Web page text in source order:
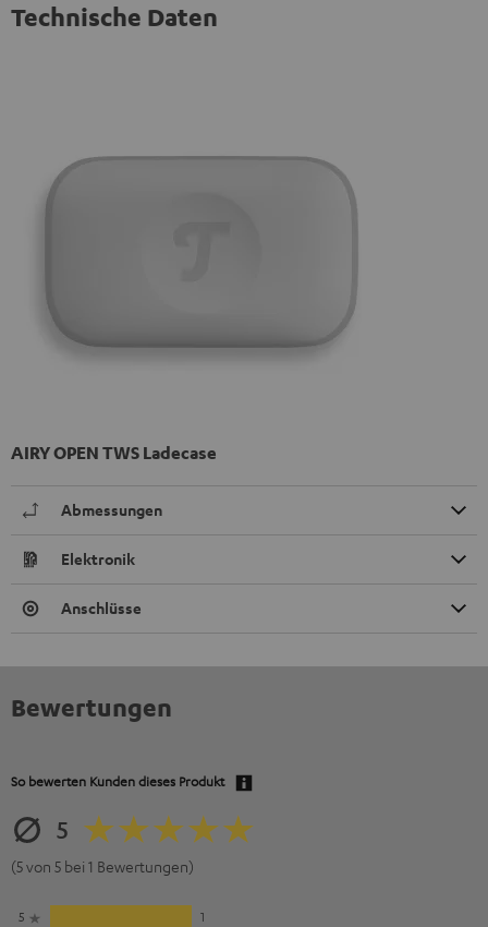
Technische Daten
AIRY OPEN TWS Ladecase
Abmessungen
Elektronik
Anschlüsse
Bewertungen
So bewerten Kunden dieses Produkt
5
(5 von 5 bei 1 Bewertungen)
5
1